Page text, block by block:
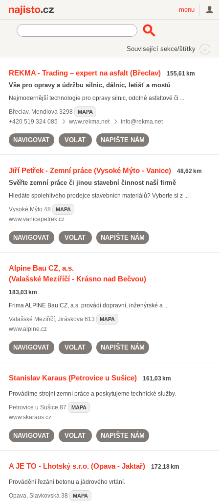
menu
Související sekce/štítky
řezání asfaltu(27)
výkopy(1245)
Všechny související štítky
REKMA - Trading – expert na asfalt(Břeclav) 155,61 km
Vše pro opravy a údržbu silnic, dálnic, letišť a mostů
Nejmodernější technologie pro opravy silnic, odolné asfaltové či ...
Břeclav, Mendlova 3298 MAPA
+420 519 324 085 www.rekma.net info@rekma.net
NAVIGOVAT VOLAT NAPIŠTE NÁM
Jiří Petřek - Zemní práce(Vysoké Mýto - Vanice) 48,62 km
Svěřte zemní práce či jinou stavební činnost naší firmě
Hledáte spolehlivého prodejce stavebních materiálů? Vyberte si z ...
Vysoké Mýto 48 MAPA
www.vanicepetrek.cz
NAVIGOVAT VOLAT NAPIŠTE NÁM
Alpine Bau CZ, a.s.
(Valašské Meziříčí - Krásno nad Bečvou)
183,03 km
Frima ALPINE Bau CZ, a.s. provádí dopravní, inženýrské a ...
Valašské Meziříčí, Jiráskova 613 MAPA
www.alpine.cz
NAVIGOVAT VOLAT NAPIŠTE NÁM
Stanislav Karaus(Petrovice u Sušice) 161,03 km
Provádíme strojní zemní práce a poskytujeme technické služby.
Petrovice u Sušice 87 MAPA
www.skaraus.cz
NAVIGOVAT VOLAT NAPIŠTE NÁM
A JE TO - Lhotský s.r.o.(Opava - Jaktař) 172,18 km
Provádění řezání betonu a jádrového vrtání.
Opava, Slavkovská 38 MAPA